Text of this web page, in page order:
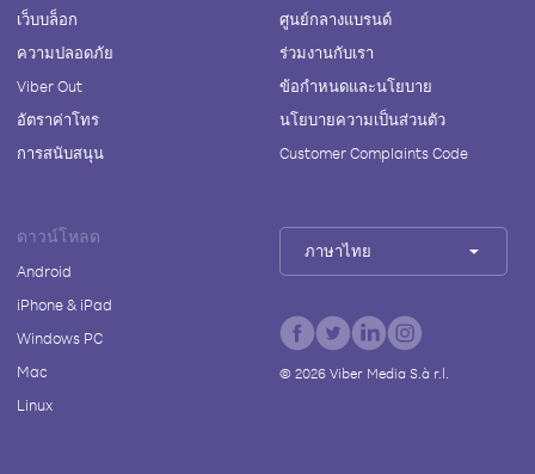
เว็บบล็อก
ความปลอดภัย
Viber Out
อัตราค่าโทร
การสนับสนุน
ศูนย์กลางแบรนด์
ร่วมงานกับเรา
ข้อกำหนดและนโยบาย
นโยบายความเป็นส่วนตัว
Customer Complaints Code
ดาวน์โหลด
Android
iPhone & iPad
Windows PC
Mac
Linux
ภาษาไทย
© 2026Viber Media S.à r.l.